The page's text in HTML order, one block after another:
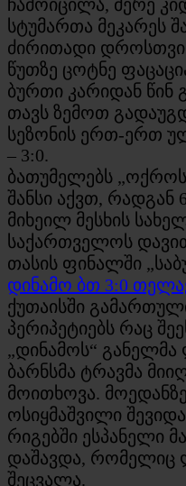
ჩამოიცილა, მერე
სტუმართა მეკარეს
ძირითადი
წუთზე ცოტნე
ბურთი კარიდან წინ
თავს ზემოთ
სეზონის ერთ-ერთ
– 3:0.
ბათუმელებს
შანსი აქვთ, რადგან
მიხეილ მესხის
საქართველოს
თასის ფინალში
დინამო ბთ 3:0
ქუთაისში
პერიპეტიებს რაც
„დინამოს“
ბარნსმა ტრავმა
მოითხოვა.
ოსიყმაშვილი
რიგებში ესპანელი
დაშავდა, რომელიც
შეცვალა.